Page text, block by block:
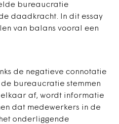
bureaucratie
daadkracht. In dit essay
van balans vooral een
de negatieve connotatie
bureaucratie stemmen
af, wordt informatie
dat medewerkers in de
onderliggende